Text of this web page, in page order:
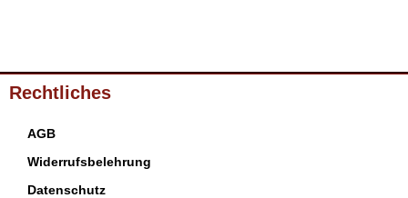
Rechtliches
AGB
Widerrufsbelehrung
Datenschutz